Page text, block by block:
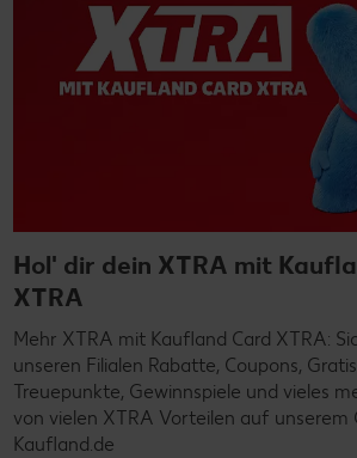
Hol' dir dein XTRA mit
XTRA
Mehr XTRA mit Kaufland Card XTRA:
unseren Filialen Rabatte, Coupons,
Treuepunkte, Gewinnspiele und vieles
von vielen XTRA Vorteilen auf
Kaufland.de